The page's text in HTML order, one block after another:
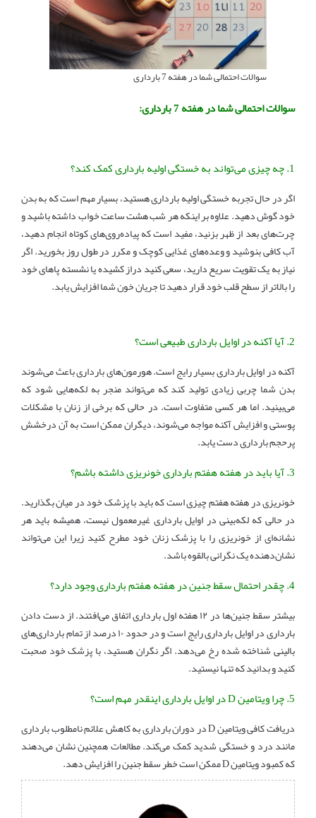
سوالات احتمالی شما در هفته 7 بارداری
سوالات احتمالی شما در هفته 7 بارداری:
1. چه چیزی می‌تواند به خستگی اولیه بارداری کمک کند؟
اگر در حال تجربه خستگی اولیه بارداری هستید، بسیار مهم است که به بدن
خود گوش دهید. علاوه بر اینکه هر شب هشت ساعت خواب داشته باشید و
چرت‌های بعد از ظهر بزنید، مفید است که پیاده‌روی‌های کوتاه انجام دهید،
آب کافی بنوشید و وعده‌های غذایی کوچک و مکرر در طول روز بخورید. اگر
نیاز به یک تقویت سریع دارید، سعی کنید دراز کشیده یا نشسته پاهای خود
را بالاتر از سطح قلب خود قرار دهید تا جریان خون شما افزایش یابد.
2. آیا آکنه در اوایل بارداری طبیعی است؟
آکنه در اوایل بارداری بسیار رایج است. هورمون‌های بارداری باعث می‌شوند
بدن شما چربی زیادی تولید کند که می‌تواند منجر به لکه‌هایی شود که
می‌بینید. اما هر کسی متفاوت است. در حالی که برخی از زنان با مشکلات
پوستی و افزایش آکنه مواجه می‌شوند، دیگران ممکن است به آن درخشش
پرحجم بارداری دست یابد.
3. آیا باید در هفته هفتم بارداری خونریزی داشته باشم؟
خونریزی در هفته هفتم چیزی است که باید با پزشک خود در میان بگذارید.
در حالی که لکه‌بینی در اوایل بارداری غیرمعمول نیست، همیشه باید هر
نشانه‌ای از خونریزی را با پزشک زنان خود مطرح کنید زیرا این می‌تواند
نشان‌دهنده یک نگرانی بالقوه باشد.
4. چقدر احتمال سقط جنین در هفته هفتم بارداری وجود دارد؟
بیشتر سقط جنین‌ها در ۱۲ هفته اول بارداری اتفاق می‌افتند. از دست دادن
بارداری در اوایل بارداری رایج است و در حدود ۱۰ درصد از تمام بارداری‌های
بالینی شناخته شده رخ می‌دهد. اگر نگران هستید، با پزشک خود صحبت
کنید و بدانید که تنها نیستید.
5. چرا ویتامین D در اوایل بارداری اینقدر مهم است؟
دریافت کافی ویتامین D در دوران بارداری به کاهش علائم نامطلوب بارداری
مانند درد و خستگی شدید کمک می‌کند. مطالعات همچنین نشان می‌دهند
که کمبود ویتامین D ممکن است خطر سقط جنین را افزایش دهد.